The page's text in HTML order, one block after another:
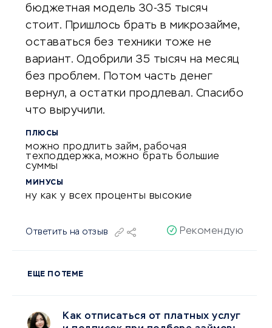
бюджетная модель 30-35 тысяч
стоит. Пришлось брать в микрозайме,
оставаться без техники тоже не
вариант. Одобрили 35 тысяч на месяц
без проблем. Потом часть денег
вернул, а остатки продлевал. Спасибо
что выручили.
ПЛЮСЫ
можно продлить займ, рабочая
техподдержка, можно брать большие
суммы
МИНУСЫ
ну как у всех проценты высокие
Ответить на отзыв Рекомендую
ЕЩЕ ПО ТЕМЕ
Как отписаться от платных услуг